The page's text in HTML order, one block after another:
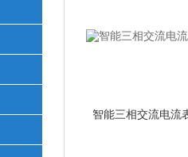
智能三相交流电流